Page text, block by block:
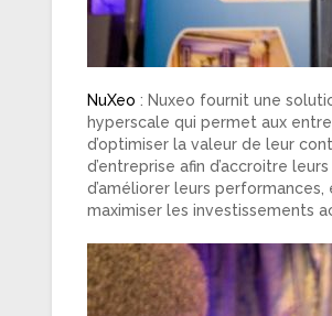
NuXeo : Nuxeo fournit une
hyperscale qui permet aux
d’optimiser la valeur de leur
d’entreprise afin d’accroitre leurs
d’améliorer leurs performances,
maximiser les investissements